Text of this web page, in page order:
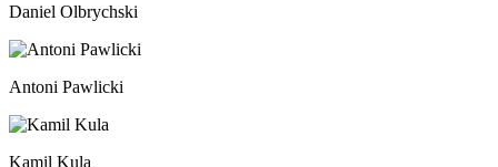
Daniel Olbrychski
Antoni Pawlicki
Kamil Kula